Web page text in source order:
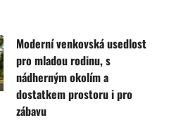
Moderní venkovská usedlost
pro mladou rodinu, s
nádherným okolím a
dostatkem prostoru i pro
zábavu